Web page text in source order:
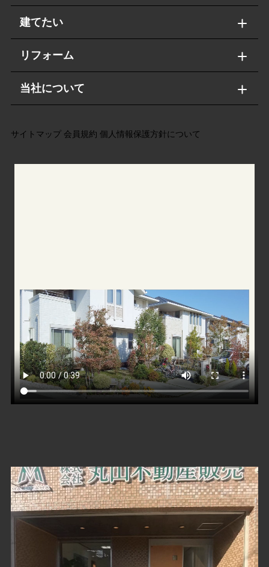
建てたい
リフォーム
当社について
サイトマップ 会員規約 個人情報保護方針について